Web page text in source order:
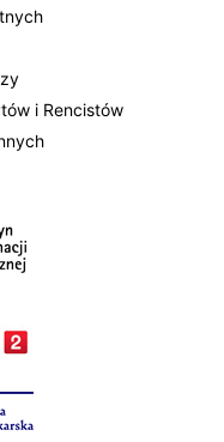
i Rencistów